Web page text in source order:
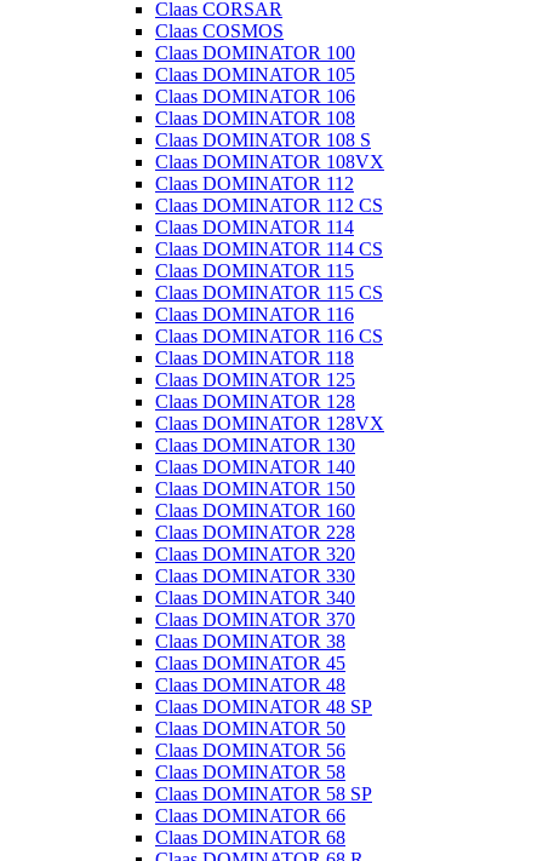
Claas CORSAR
Claas COSMOS
Claas DOMINATOR 100
Claas DOMINATOR 105
Claas DOMINATOR 106
Claas DOMINATOR 108
Claas DOMINATOR 108 S
Claas DOMINATOR 108VX
Claas DOMINATOR 112
Claas DOMINATOR 112 CS
Claas DOMINATOR 114
Claas DOMINATOR 114 CS
Claas DOMINATOR 115
Claas DOMINATOR 115 CS
Claas DOMINATOR 116
Claas DOMINATOR 116 CS
Claas DOMINATOR 118
Claas DOMINATOR 125
Claas DOMINATOR 128
Claas DOMINATOR 128VX
Claas DOMINATOR 130
Claas DOMINATOR 140
Claas DOMINATOR 150
Claas DOMINATOR 160
Claas DOMINATOR 228
Claas DOMINATOR 320
Claas DOMINATOR 330
Claas DOMINATOR 340
Claas DOMINATOR 370
Claas DOMINATOR 38
Claas DOMINATOR 45
Claas DOMINATOR 48
Claas DOMINATOR 48 SP
Claas DOMINATOR 50
Claas DOMINATOR 56
Claas DOMINATOR 58
Claas DOMINATOR 58 SP
Claas DOMINATOR 66
Claas DOMINATOR 68